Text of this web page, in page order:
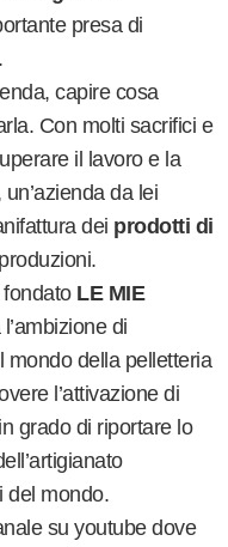
presa di
capire cosa
Con molti sacrifici e
il lavoro e la
un’azienda da lei
dei prodotti di
LE MIE
di
mondo della pelletteria
l’attivazione di
grado di riportare lo
del mondo.
su youtube dove